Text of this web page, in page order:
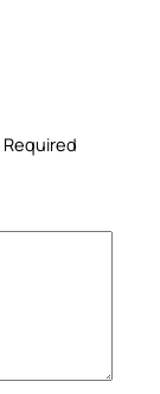
Required